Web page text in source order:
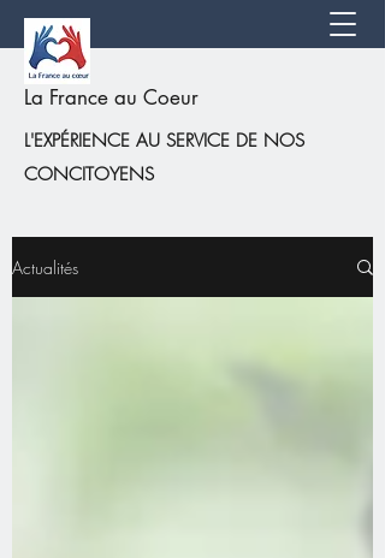
La France au Coeur
L'EXPÉRIENCE AU SERVICE DE NOS
CONCITOYENS
Actualités